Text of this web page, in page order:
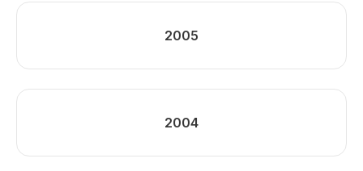
2005
2004